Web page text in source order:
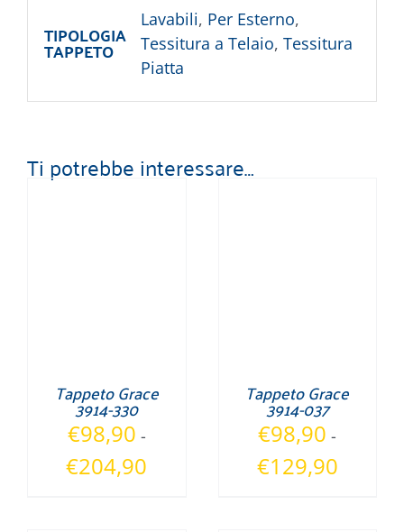
TIPOLOGIA
TAPPETO
Lavabili, Per Esterno,
Tessitura a Telaio, Tessitura
Piatta
Ti potrebbe interessare…
Tappeto Grace
3914-330
€98,90 -
€204,90
Tappeto Grace
3914-037
€98,90 -
€129,90Fascia